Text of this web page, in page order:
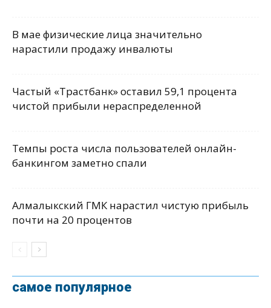
В мае физические лица значительно
нарастили продажу инвалюты
Частый «Трастбанк» оставил 59,1 процента
чистой прибыли нераспределенной
Темпы роста числа пользователей онлайн-
банкингом заметно спали
Алмалыкский ГМК нарастил чистую прибыль
почти на 20 процентов
самое популярное